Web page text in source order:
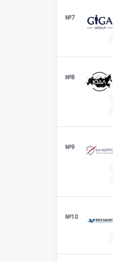
№7
№8
№9
№10